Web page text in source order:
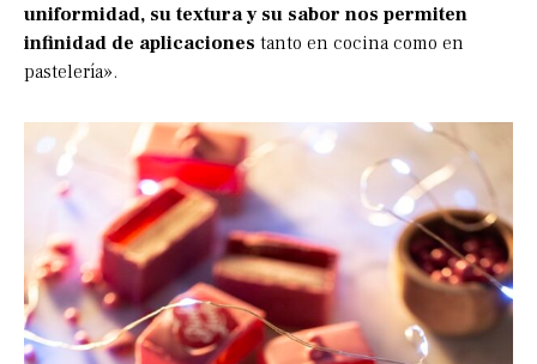
uniformidad, su textura y su sabor nos permiten
infinidad de aplicaciones tanto en cocina como en
pastelería».